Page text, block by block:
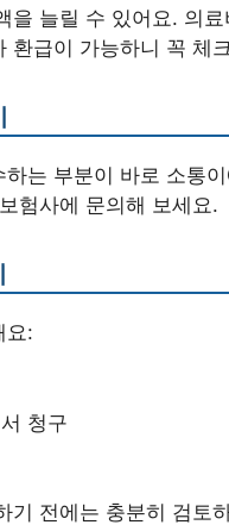
을 늘릴 수 있어요. 의
환급이 가능하니 꼭 체
는 부분이 바로 소통
험사에 문의해 보세요.
요:
청구
기 전에는 충분히 검토